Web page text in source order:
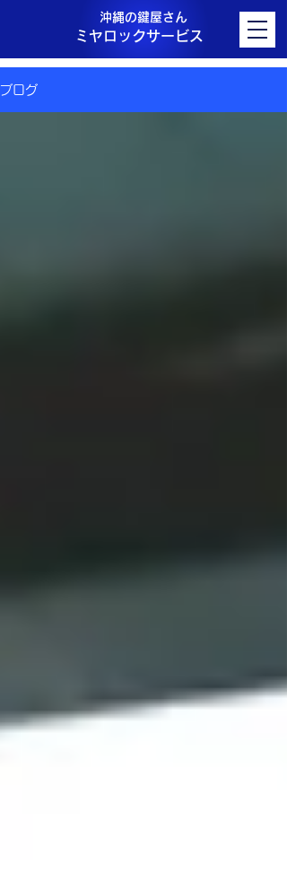
ミヤロックサービス
沖縄の鍵屋さん
ブログ